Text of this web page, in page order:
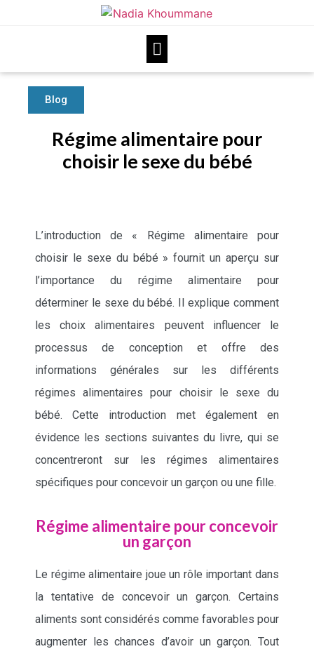
Blog
Régime alimentaire pour
choisir le sexe du bébé
L’introduction de « Régime alimentaire pour
choisir le sexe du bébé » fournit un aperçu sur
l’importance du régime alimentaire pour
déterminer le sexe du bébé. Il explique comment
les choix alimentaires peuvent influencer le
processus de conception et offre des
informations générales sur les différents
régimes alimentaires pour choisir le sexe du
bébé. Cette introduction met également en
évidence les sections suivantes du livre, qui se
concentreront sur les régimes alimentaires
spécifiques pour concevoir un garçon ou une fille.
Régime alimentaire pour concevoir
un garçon
Le régime alimentaire joue un rôle important dans
la tentative de concevoir un garçon. Certains
aliments sont considérés comme favorables pour
augmenter les chances d’avoir un garçon. Tout